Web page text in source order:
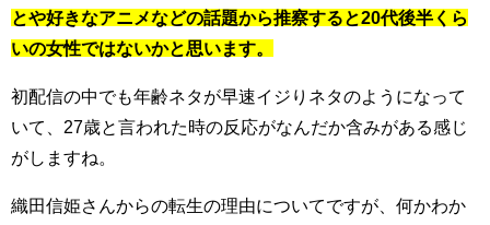
とや好きなアニメなどの話題から推察すると20代後半くら
いの女性ではないかと思います。
初配信の中でも年齢ネタが早速イジりネタのようになって
いて、27歳と言われた時の反応がなんだか含みがある感じ
がしますね。
織田信姫さんからの転生の理由についてですが、何かわか